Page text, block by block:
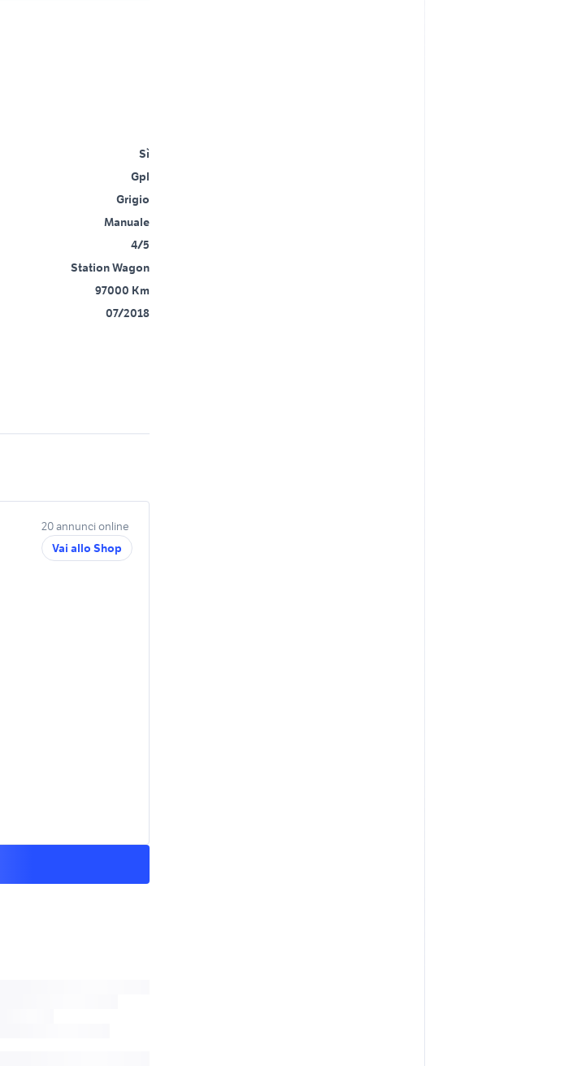
Sì
Gpl
Grigio
Manuale
4/5
Station Wagon
97000 Km
07/2018
20 annunci online
Vai allo Shop